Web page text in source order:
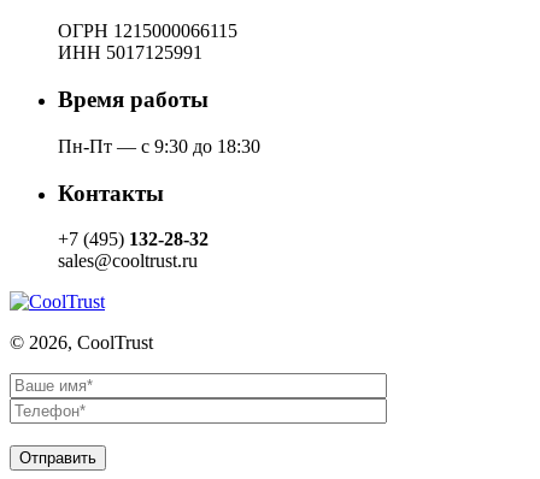
ОГРН 1215000066115
ИНН 5017125991
Время работы
Пн-Пт — с 9:30 до 18:30
Контакты
+7 (495) 132-28-32
sales@cooltrust.ru
© 2026, CoolTrust